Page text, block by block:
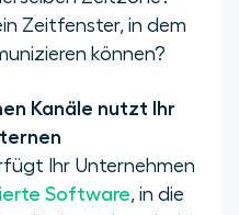
Zeitfenster, in dem
können?
Kanäle nutzt Ihr
Ihr Unternehmen
Software, in die